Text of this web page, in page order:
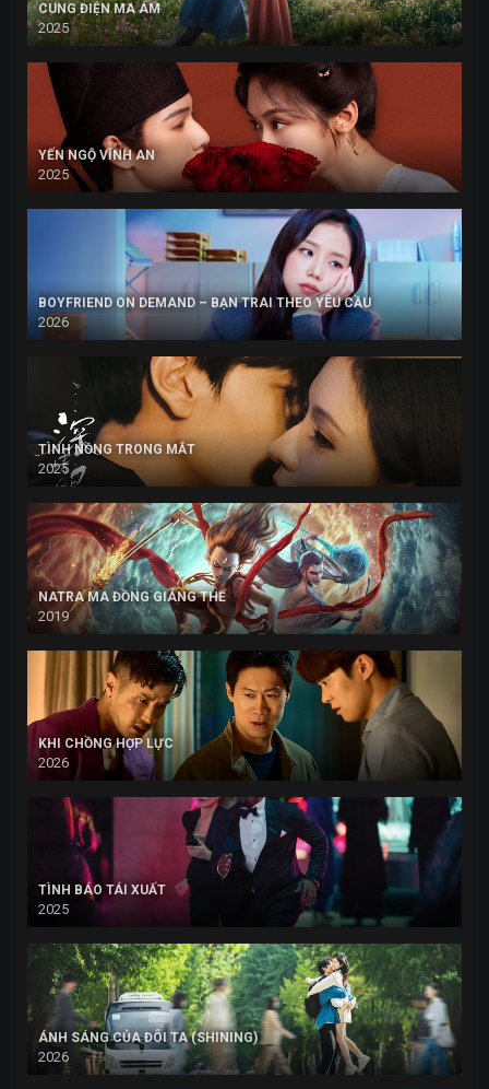
CUNG ĐIỆN MA ÁM
2025
YẾN NGỘ VĨNH AN
2025
BOYFRIEND ON DEMAND – BẠN TRAI THEO YÊU CẦU
2026
TÌNH NỒNG TRONG MẮT
2025
NATRA MA ĐỒNG GIÁNG THẾ
2019
KHI CHỒNG HỢP LỰC
2026
TÌNH BÁO TÁI XUẤT
2025
ÁNH SÁNG CỦA ĐÔI TA (SHINING)
2026